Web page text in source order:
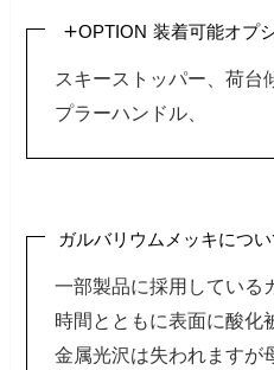
OPTION 装着可能オプ
スキーストッパー、荷台
プラーハンドル、
ガルバリウムメッキについ
一部製品に採用している
時間とともに表面に酸化
金属光沢は失われますが